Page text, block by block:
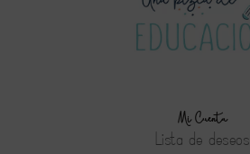
Mi Cuenta
Lista de deseos